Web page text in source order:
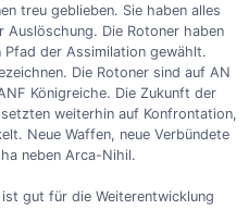
treu geblieben. Sie haben alles
Auslöschung. Die Rotoner haben
Pfad der Assimilation gewählt.
Die Rotoner sind auf AN
Königreiche. Die Zukunft der
weiterhin auf Konfrontation,
Neue Waffen, neue Verbündete
neben Arca-Nihil.
gut für die Weiterentwicklung